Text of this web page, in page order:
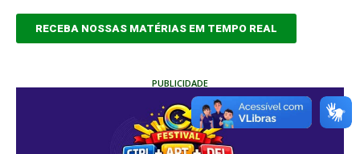
RECEBA NOSSAS MATÉRIAS EM TEMPO REAL
PUBLICIDADE